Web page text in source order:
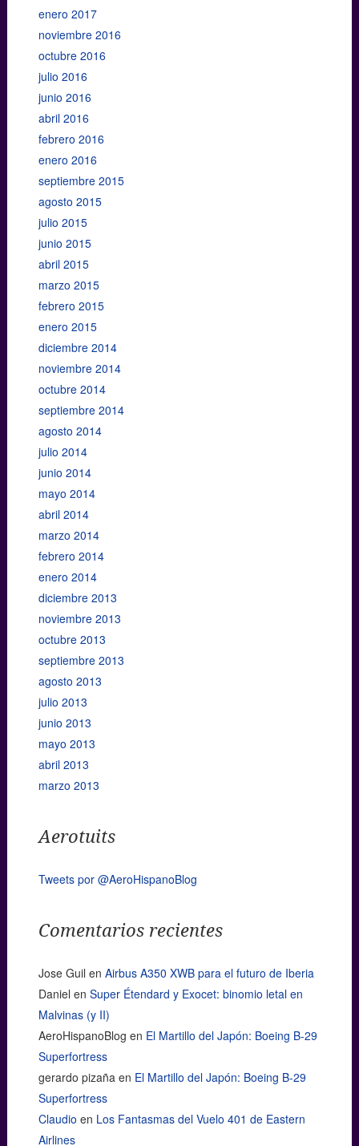
enero 2017
noviembre 2016
octubre 2016
julio 2016
junio 2016
abril 2016
febrero 2016
enero 2016
septiembre 2015
agosto 2015
julio 2015
junio 2015
abril 2015
marzo 2015
febrero 2015
enero 2015
diciembre 2014
noviembre 2014
octubre 2014
septiembre 2014
agosto 2014
julio 2014
junio 2014
mayo 2014
abril 2014
marzo 2014
febrero 2014
enero 2014
diciembre 2013
noviembre 2013
octubre 2013
septiembre 2013
agosto 2013
julio 2013
junio 2013
mayo 2013
abril 2013
marzo 2013
Aerotuits
Tweets por @AeroHispanoBlog
Comentarios recientes
Jose Guil en Airbus A350 XWB para el futuro de Iberia
Daniel en Super Étendard y Exocet: binomio letal en
Malvinas (y II)
AeroHispanoBlog en El Martillo del Japón: Boeing B-29
Superfortress
gerardo pizaña en El Martillo del Japón: Boeing B-29
Superfortress
Claudio en Los Fantasmas del Vuelo 401 de Eastern
Airlines